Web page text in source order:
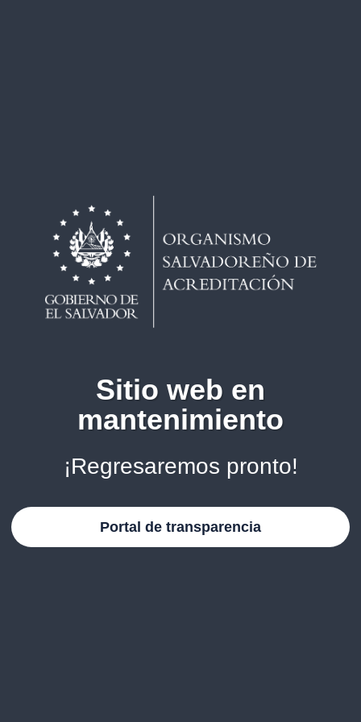
Sitio web en
mantenimiento
¡Regresaremos pronto!
Portal de transparencia